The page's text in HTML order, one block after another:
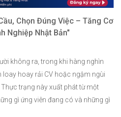
Chọn Đúng Việc – Tăng Cơ
Nghiệp Nhật Bản"
không ra, trong khi hàng nghìn
loay hoay rải CV hoặc ngậm ngùi
trạng này xuất phát từ một
gì ứng viên đang có và những gì